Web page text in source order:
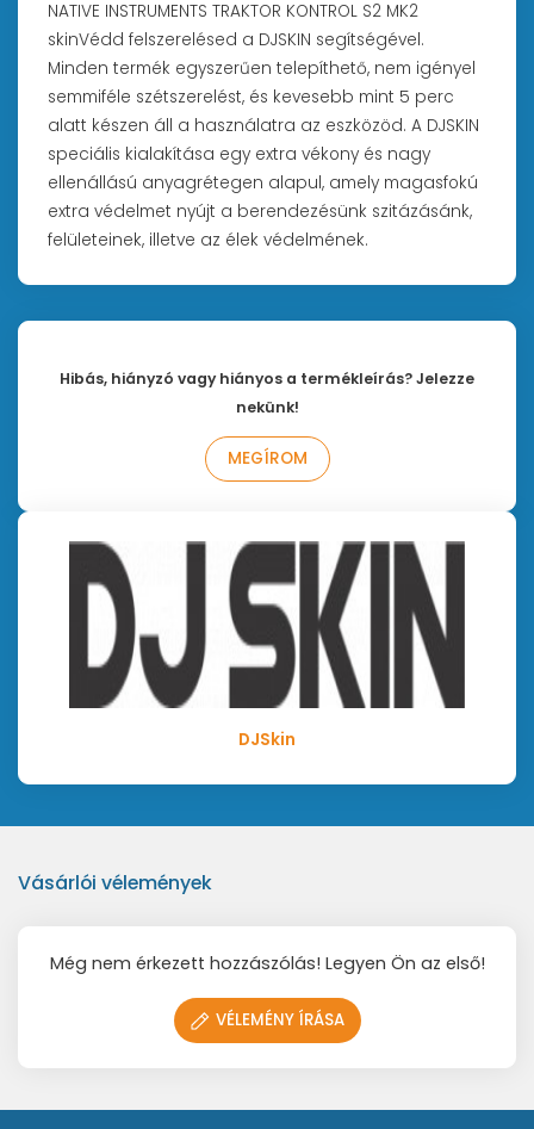
NATIVE INSTRUMENTS TRAKTOR KONTROL S2 MK2
skinVédd felszerelésed a DJSKIN segítségével.
Minden termék egyszerűen telepíthető, nem igényel
semmiféle szétszerelést, és kevesebb mint 5 perc
alatt készen áll a használatra az eszközöd. A DJSKIN
speciális kialakítása egy extra vékony és nagy
ellenállású anyagrétegen alapul, amely magasfokú
extra védelmet nyújt a berendezésünk szitázásánk,
felületeinek, illetve az élek védelmének.
Hibás, hiányzó vagy hiányos a termékleírás? Jelezze
nekünk!
MEGÍROM
DJSkin
Vásárlói vélemények
Még nem érkezett hozzászólás! Legyen Ön az első!
VÉLEMÉNY ÍRÁSA